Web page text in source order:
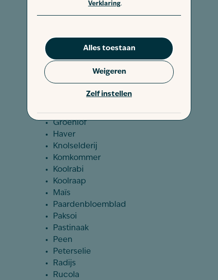
Verklaring.
Alles toestaan
Zelf instellen
Weigeren
Augurk (vers)
Dovenetel
Goudsbloem
Groenlof
Haver
Knolselderij
Komkommer
Koolrabi
Koolraap
Maïs
Paardenbloemblad
Paksoi
Pastinaak
Peen
Peterselie
Radijs
Rucola